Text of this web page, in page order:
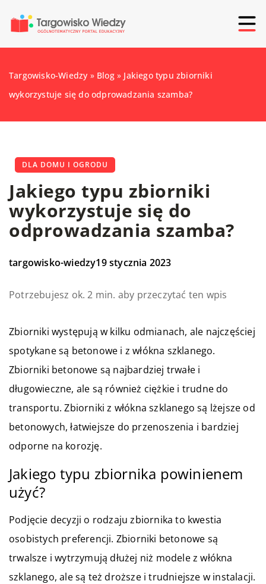
Targowisko-Wiedzy » Blog» Jakiego typu zbiorniki
wykorzystuje się do odprowadzania szamba?
DLA DOMU I OGRODU
Jakiego typu zbiorniki
wykorzystuje się do
odprowadzania szamba?
targowisko-wiedzy19 stycznia 2023
Potrzebujesz ok. 2 min. aby przeczytać ten wpis
Zbiorniki występują w kilku odmianach, ale najczęściej
spotykane są betonowe i z włókna szklanego.
Zbiorniki betonowe są najbardziej trwałe i
długowieczne, ale są również ciężkie i trudne do
transportu. Zbiorniki z włókna szklanego są lżejsze od
betonowych, łatwiejsze do przenoszenia i bardziej
odporne na korozję.
Jakiego typu zbiornika powinienem
użyć?
Podjęcie decyzji o rodzaju zbiornika to kwestia
osobistych preferencji. Zbiorniki betonowe są
trwalsze i wytrzymują dłużej niż modele z włókna
szklanego, ale są też droższe i trudniejsze w instalacji.